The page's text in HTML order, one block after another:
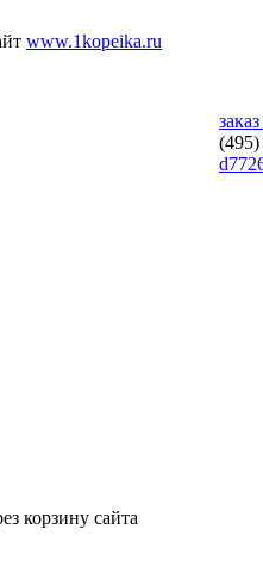
www.1kopeika.ru
(495)
корзину сайта